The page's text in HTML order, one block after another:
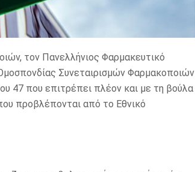
τον Πανελλήνιος Φαρμακευτικό
Συνεταιρισμών Φαρμακοποιών
47 που επιτρέπει πλέον και με τη βούλα
προβλέπονται από το Εθνικό